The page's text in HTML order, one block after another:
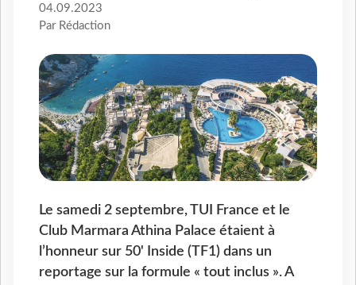
04.09.2023
Par Rédaction
Le samedi 2 septembre, TUI France et le
Club Marmara Athina Palace étaient à
l’honneur sur 50' Inside (TF1) dans un
reportage sur la formule « tout inclus ». A